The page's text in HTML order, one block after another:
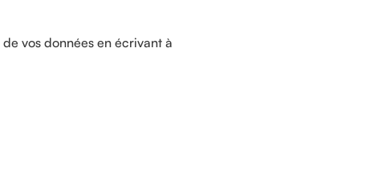
vos données en écrivant à